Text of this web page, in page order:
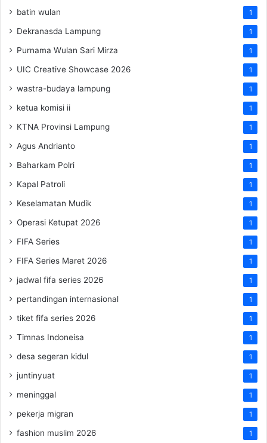
batin wulan 1
Dekranasda Lampung 1
Purnama Wulan Sari Mirza 1
UIC Creative Showcase 2026 1
wastra-budaya lampung 1
ketua komisi ii 1
KTNA Provinsi Lampung 1
Agus Andrianto 1
Baharkam Polri 1
Kapal Patroli 1
Keselamatan Mudik 1
Operasi Ketupat 2026 1
FIFA Series 1
FIFA Series Maret 2026 1
jadwal fifa series 2026 1
pertandingan internasional 1
tiket fifa series 2026 1
Timnas Indoneisa 1
desa segeran kidul 1
juntinyuat 1
meninggal 1
pekerja migran 1
fashion muslim 2026 1